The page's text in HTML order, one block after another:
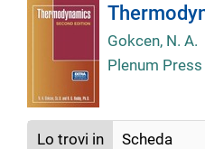
Dettaglio
del
documento
Gokcen, N. A.
Plenum
Lo trovi in Scheda